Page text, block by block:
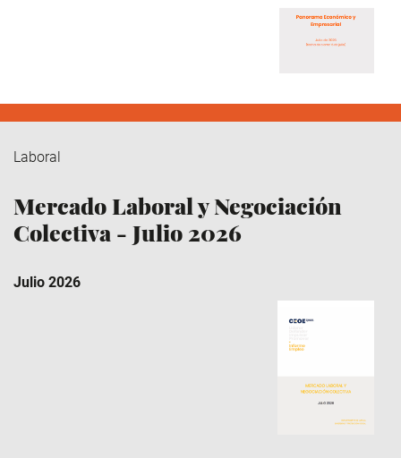
Laboral
Mercado Laboral y Negociación
Colectiva - Julio 2026
Julio 2026